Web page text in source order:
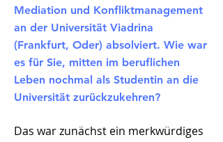
Mediation und Konfliktmanagement
an der Universität Viadrina
(Frankfurt, Oder) absolviert. Wie war
es für Sie, mitten im beruflichen
Leben nochmal als Studentin an die
Universität zurückzukehren?
Das war zunächst ein merkwürdiges